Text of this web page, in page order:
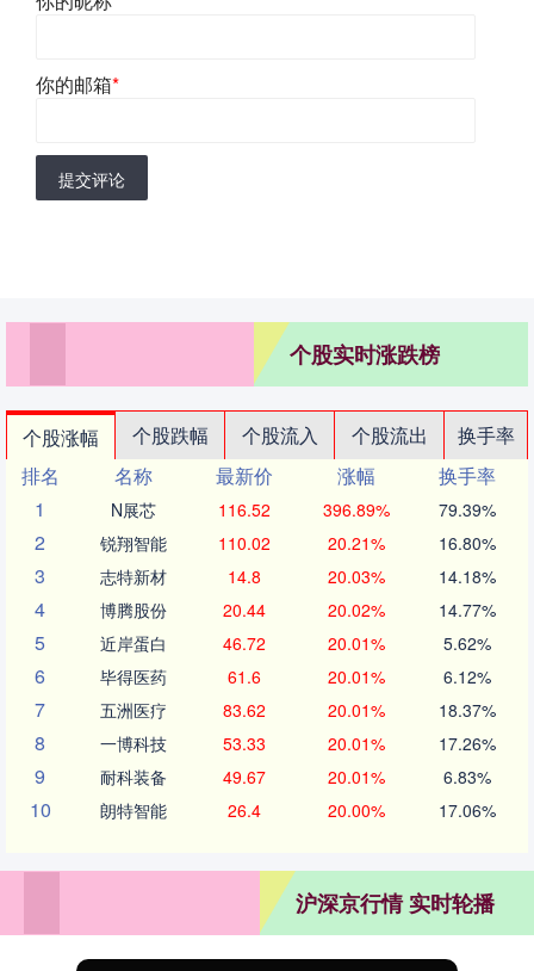
你的邮箱*
提交评论
个股实时涨跌榜
个股涨幅 个股跌幅 个股流入 个股流出
换手率
排名
名称 最新价 涨幅
换手率
1
N展芯 116.52 396.89% 79.39%
2 锐翔智能 110.02 20.21% 16.80%
3 志特新材 14.8 20.03% 14.18%
4 博腾股份 20.44 20.02% 14.77%
5 近岸蛋白 46.72 20.01% 5.62%
6 毕得医药 61.6 20.01% 6.12%
7 五洲医疗 83.62 20.01% 18.37%
8 一博科技 53.33 20.01% 17.26%
9 耐科装备 49.67 20.01% 6.83%
10 朗特智能 26.4 20.00% 17.06%
沪深京行情 实时轮播